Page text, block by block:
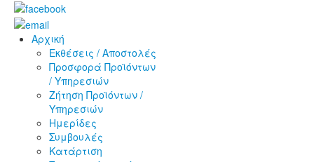
Αρχική
Εκθέσεις / Αποστολές
Προσφορά Προϊόντων
/ Υπηρεσιών
Ζήτηση Προϊόντων /
Υπηρεσιών
Ημερίδες
Συμβουλές
Κατάρτιση